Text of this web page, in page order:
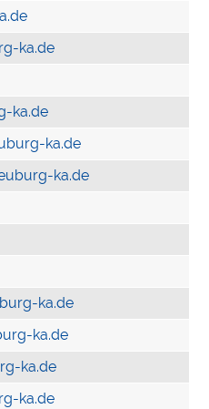
ka.de
ka.de
ka.de
ka.de
ka.de
ka.de
ka.de
ka.de